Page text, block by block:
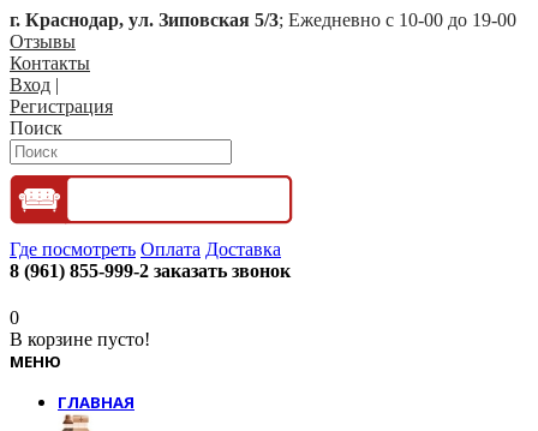
г. Краснодар, ул. Зиповская 5/3; Ежедневно с 10-00 до 19-00
Отзывы
Контакты
Вход |
Регистрация
Поиск
Где посмотреть Оплата Доставка
8 (961) 855-999-2 заказать звонок
0
В корзине пусто!
МЕНЮ
ГЛАВНАЯ